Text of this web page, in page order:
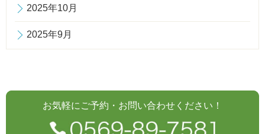
2025年10月
2025年9月
お気軽にご予約・お問い合わせください！